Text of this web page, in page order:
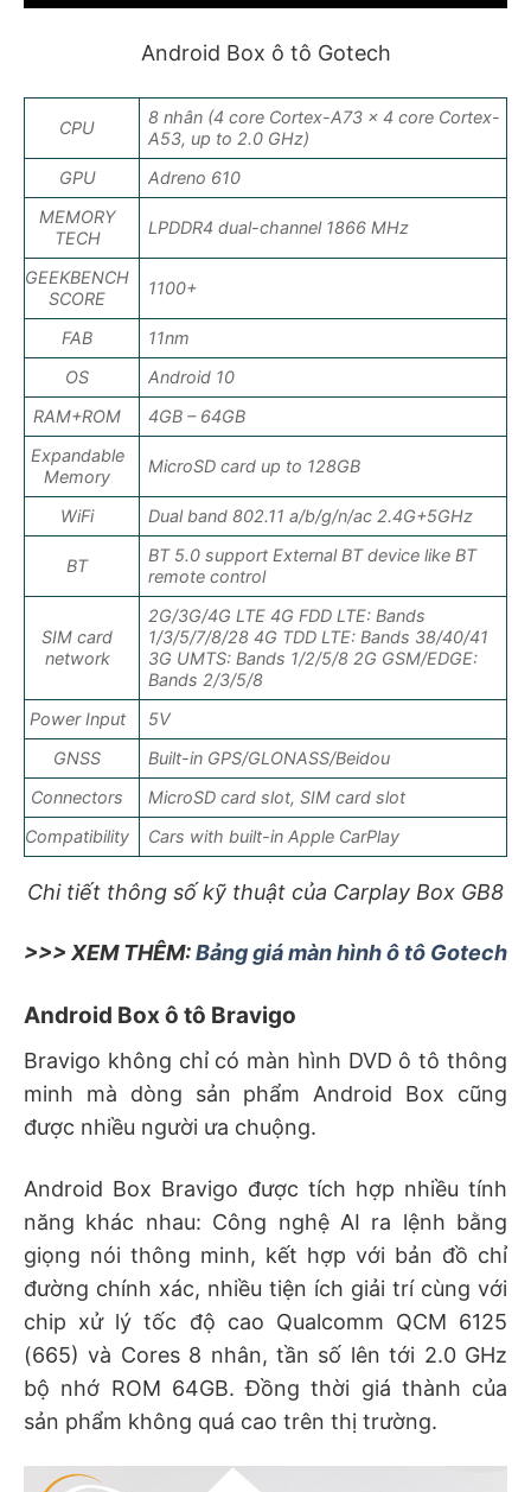
Android Box ô tô Gotech
CPU
8 nhân (4 core Cortex-A73 x 4 core Cortex-
A53, up to 2.0 GHz)
GPU
Adreno 610
MEMORY
TECH
LPDDR4 dual-channel 1866 MHz
GEEKBENCH
SCORE
1100+
FAB
11nm
OS
Android 10
RAM+ROM
4GB – 64GB
Expandable
Memory
MicroSD card up to 128GB
WiFi Dual band 802.11 a/b/g/n/ac 2.4G+5GHz
BT
BT 5.0 support External BT device like BT
remote control
SIM card
network
2G/3G/4G LTE 4G FDD LTE: Bands
1/3/5/7/8/28 4G TDD LTE: Bands 38/40/41
3G UMTS: Bands 1/2/5/8 2G GSM/EDGE:
Bands 2/3/5/8
Power Input
5V
GNSS
Built-in GPS/GLONASS/Beidou
Connectors
MicroSD card slot, SIM card slot
Compatibility
Cars with built-in Apple CarPlay
Chi tiết thông số kỹ thuật của Carplay Box GB8
>>> XEM THÊM:Bảng giá màn hình ô tô Gotech
Android Box ô tô Bravigo
Bravigo không chỉ có màn hình DVD ô tô thông
minh mà dòng sản phẩm Android Box cũng
được nhiều người ưa chuộng.
Android Box Bravigo được tích hợp nhiều tính
năng khác nhau: Công nghệ AI ra lệnh bằng
giọng nói thông minh, kết hợp với bản đồ chỉ
đường chính xác, nhiều tiện ích giải trí cùng với
chip xử lý tốc độ cao Qualcomm QCM 6125
(665) và Cores 8 nhân, tần số lên tới 2.0 GHz
bộ nhớ ROM 64GB. Đồng thời giá thành của
sản phẩm không quá cao trên thị trường.